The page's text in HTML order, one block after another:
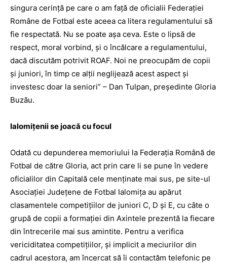
singura cerinţă pe care o am faţă de oficialii Federaţiei
Române de Fotbal este aceea ca litera re­gulamentului să
fie respectată. Nu se poate aşa ceva. Este o lipsă de
respect, moral vorbind, şi o încălcare a regulamentului,
dacă discutăm potrivit ROAF. Noi ne preocupăm de copii
şi juniori, în timp ce alţii neglijează acest aspect şi
investesc doar la seniori” – Dan Tulpan, preşedinte Gloria
Buzău.
Ialomiţenii se joacă cu focul
Odată cu depunderea memo­riului la Federaţia Română de
Fotbal de către Gloria, act prin care li se pune în vedere
oficialilor din Capitală cele menţinate mai sus, pe site-ul
Asociaţiei Judeţene de Fotbal Ialomiţa au apărut
clasamentele competiţiilor de juniori C, D şi E, cu câte o
grupă de copii a formaţiei din Axintele prezentă la fiecare
din întrece­rile mai sus amintite. Pentru a verifica
vericiditatea competiţiilor, şi implicit a meciurilor din
cadrul acestora, am încercat să îi contactăm telefonic pe